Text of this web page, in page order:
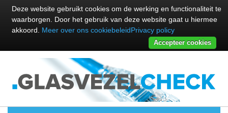
Deze website gebruikt cookies om de werking en functionaliteit te
waarborgen. Door het gebruik van deze website gaat u hiermee
akkoord. Meer over ons cookiebeleidPrivacy policy
Accepteer cookies